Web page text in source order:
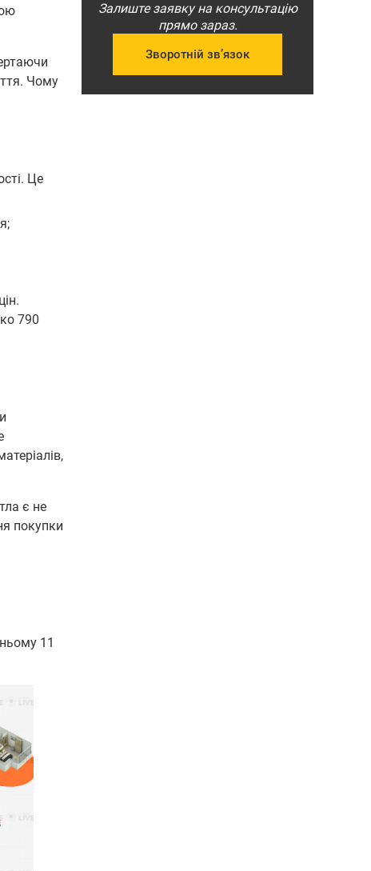
Чому
Це
790
є не
покупки
11
Залиште заявку на консультацію
прямо зараз.
Зворотній зв’язок